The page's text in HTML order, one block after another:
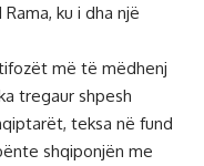
ku i dha një
më të mëdhenj
tregaur shpesh
teksa në fund
shqiponjën me